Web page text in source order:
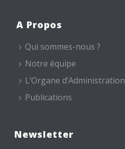
A Propos
Qui sommes-nous ?
Notre équipe
L’Organe d’Administration
Publications
Newsletter